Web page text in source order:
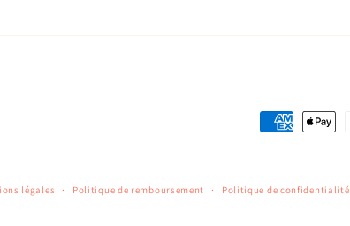
Moyens
légales Politique de remboursement Politique de confidentialité